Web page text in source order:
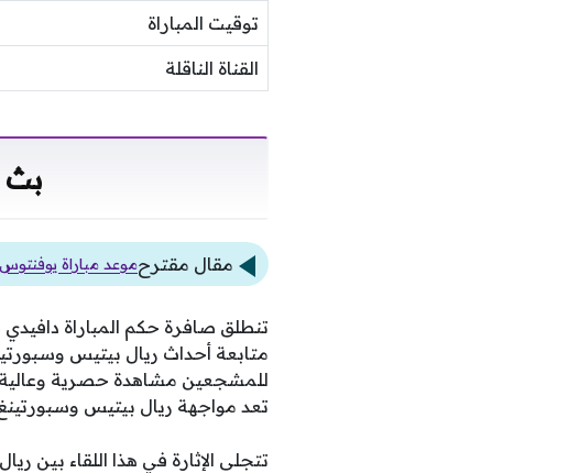
توقيت المباراة
القناة الناقلة
بث
مقال مقترحموعد مباراة يوفنتوس
تنطلق صافرة حكم المباراة
متابعة أحداث ريال بيتيس
للمشجعين مشاهدة حصرية وعالية
تعد مواجهة ريال بيتيس وسبورتينغ
تتجلى الإثارة في هذا اللقاء بين